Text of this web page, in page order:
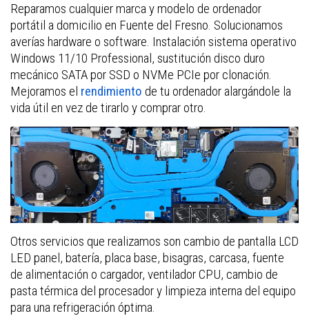
Reparamos cualquier marca y modelo de ordenador
portátil a domicilio en Fuente del Fresno. Solucionamos
averías hardware o software. Instalación sistema operativo
Windows 11/10 Professional, sustitución disco duro
mecánico SATA por SSD o NVMe PCIe por clonación.
Mejoramos el rendimiento de tu ordenador alargándole la
vida útil en vez de tirarlo y comprar otro.
Otros servicios que realizamos son cambio de pantalla LCD
LED panel, batería, placa base, bisagras, carcasa, fuente
de alimentación o cargador, ventilador CPU, cambio de
pasta térmica del procesador y limpieza interna del equipo
para una refrigeración óptima.